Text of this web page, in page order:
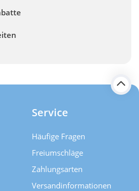
Service
Häufige Fragen
Freiumschläge
Zahlungsarten
Versand­informationen